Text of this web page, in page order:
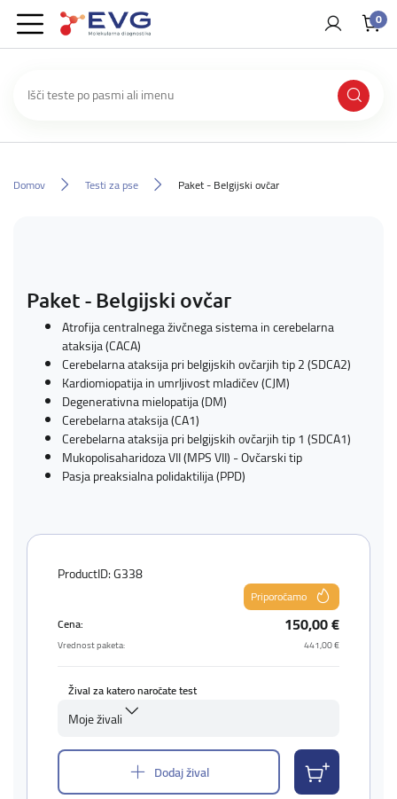
0
Domov Testi za pse Paket - Belgijski ovčar
Paket - Belgijski ovčar
Atrofija centralnega živčnega sistema in cerebelarna
ataksija (CACA)
Cerebelarna ataksija pri belgijskih ovčarjih tip 2 (SDCA2)
Kardiomiopatija in umrljivost mladičev (CJM)
Degenerativna mielopatija (DM)
Cerebelarna ataksija (CA1)
Cerebelarna ataksija pri belgijskih ovčarjih tip 1 (SDCA1)
Mukopolisaharidoza VII (MPS VII) - Ovčarski tip
Pasja preaksialna polidaktilija (PPD)
ProductID: G338
Priporočamo
Cena:
150,00 €
Vrednost paketa: 441,00 €
Žival za katero naročate test
Moje živali
Dodaj žival